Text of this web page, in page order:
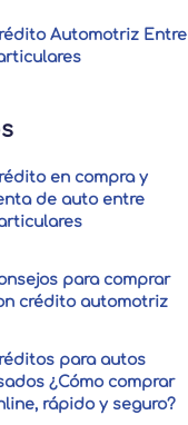
Automotriz Entre
en compra y
de auto entre
para comprar
crédito automotriz
para autos
¿Cómo comprar
rápido y seguro?